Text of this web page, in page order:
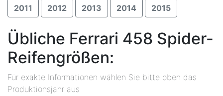
2011 2012 2013 2014 2015
Übliche Ferrari 458 Spider-
Reifengrößen:
Für exakte Informationen wählen Sie bitte oben das
Produktionsjahr aus